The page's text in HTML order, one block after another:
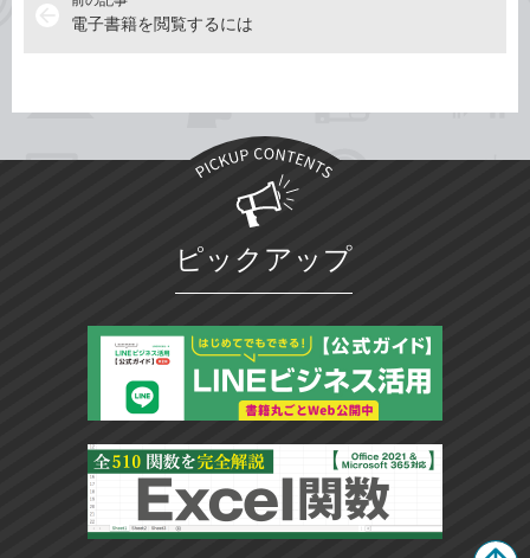
電子書籍を閲覧するには
ピックアップ